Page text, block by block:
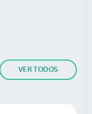
VER TODOS